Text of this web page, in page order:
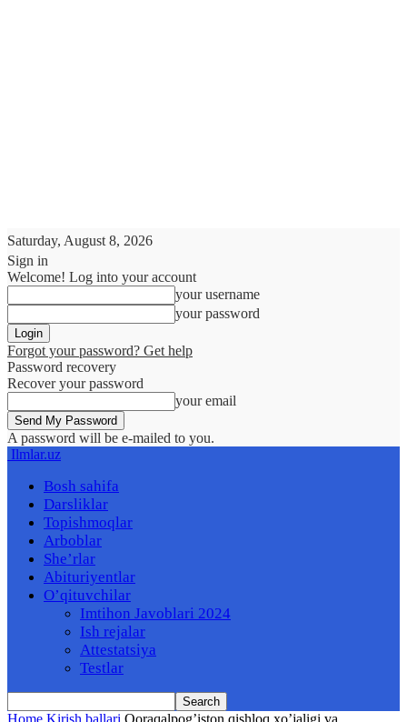
Saturday, August 8, 2026
Sign in
Welcome! Log into your account
your username
your password
Forgot your password? Get help
Password recovery
Recover your password
your email
A password will be e-mailed to you.
Ilmlar.uz
Bosh sahifa
Darsliklar
Topishmoqlar
Arboblar
She’rlar
Abituriyentlar
O’qituvchilar
Imtihon Javoblari 2024
Ish rejalar
Attestatsiya
Testlar
Home Kirish ballari Qoraqalpog’iston qishloq xo’jaligi va